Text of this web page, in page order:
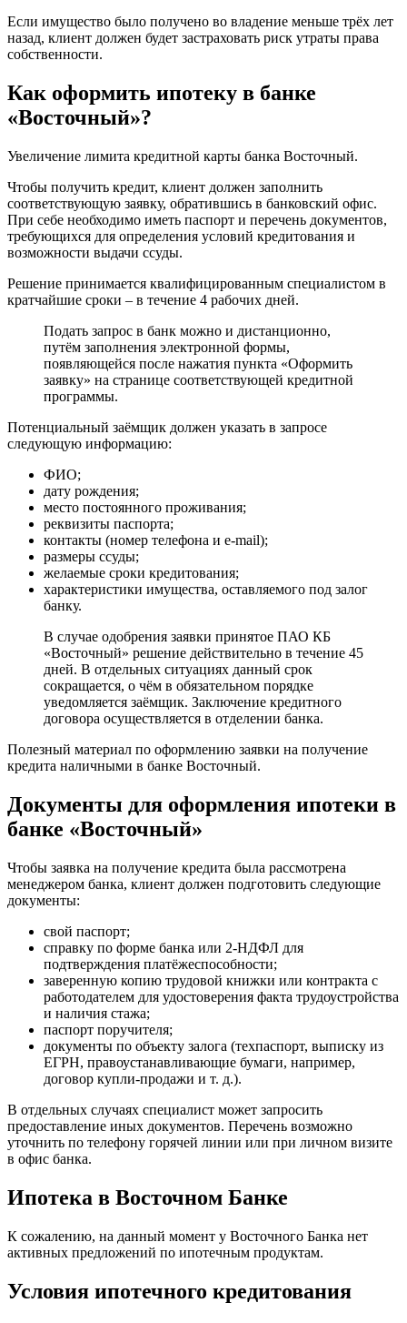
Если имущество было получено во владение меньше трёх лет
назад, клиент должен будет застраховать риск утраты права
собственности.
Как оформить ипотеку в банке
«Восточный»?
Увеличение лимита кредитной карты банка Восточный.
Чтобы получить кредит, клиент должен заполнить
соответствующую заявку, обратившись в банковский офис.
При себе необходимо иметь паспорт и перечень документов,
требующихся для определения условий кредитования и
возможности выдачи ссуды.
Решение принимается квалифицированным специалистом в
кратчайшие сроки – в течение 4 рабочих дней.
Подать запрос в банк можно и дистанционно,
путём заполнения электронной формы,
появляющейся после нажатия пункта «Оформить
заявку» на странице соответствующей кредитной
программы.
Потенциальный заёмщик должен указать в запросе
следующую информацию:
ФИО;
дату рождения;
место постоянного проживания;
реквизиты паспорта;
контакты (номер телефона и e-mail);
размеры ссуды;
желаемые сроки кредитования;
характеристики имущества, оставляемого под залог
банку.
В случае одобрения заявки принятое ПАО КБ
«Восточный» решение действительно в течение 45
дней. В отдельных ситуациях данный срок
сокращается, о чём в обязательном порядке
уведомляется заёмщик. Заключение кредитного
договора осуществляется в отделении банка.
Полезный материал по оформлению заявки на получение
кредита наличными в банке Восточный.
Документы для оформления ипотеки в
банке «Восточный»
Чтобы заявка на получение кредита была рассмотрена
менеджером банка, клиент должен подготовить следующие
документы:
свой паспорт;
справку по форме банка или 2-НДФЛ для
подтверждения платёжеспособности;
заверенную копию трудовой книжки или контракта с
работодателем для удостоверения факта трудоустройства
и наличия стажа;
паспорт поручителя;
документы по объекту залога (техпаспорт, выписку из
ЕГРН, правоустанавливающие бумаги, например,
договор купли-продажи и т. д.).
В отдельных случаях специалист может запросить
предоставление иных документов. Перечень возможно
уточнить по телефону горячей линии или при личном визите
в офис банка.
Ипотека в Восточном Банке
К сожалению, на данный момент у Восточного Банка нет
активных предложений по ипотечным продуктам.
Условия ипотечного кредитования